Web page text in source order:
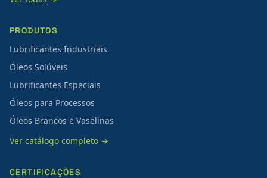
PRODUTOS
Lubrificantes Industriais
Óleos Solúveis
Lubrificantes Especiais
Óleos para Processos
Óleos Brancos e Vaselinas
Ver catálogo completo →
CERTIFICAÇÕES